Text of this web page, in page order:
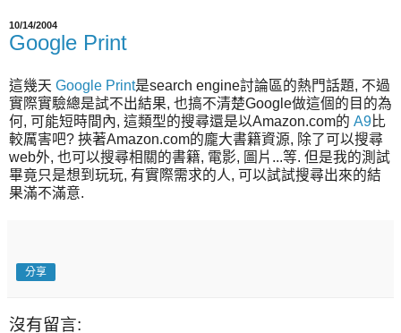
10/14/2004
Google Print
這幾天 Google Print是search engine討論區的熱門話題, 不過
實際實驗總是試不出結果, 也搞不清楚Google做這個的目的為
何, 可能短時間內, 這類型的搜尋還是以Amazon.com的 A9比
較厲害吧? 挾著Amazon.com的龐大書籍資源, 除了可以搜尋
web外, 也可以搜尋相關的書籍, 電影, 圖片...等. 但是我的測試
畢竟只是想到玩玩, 有實際需求的人, 可以試試搜尋出來的結
果滿不滿意.
分享
沒有留言: